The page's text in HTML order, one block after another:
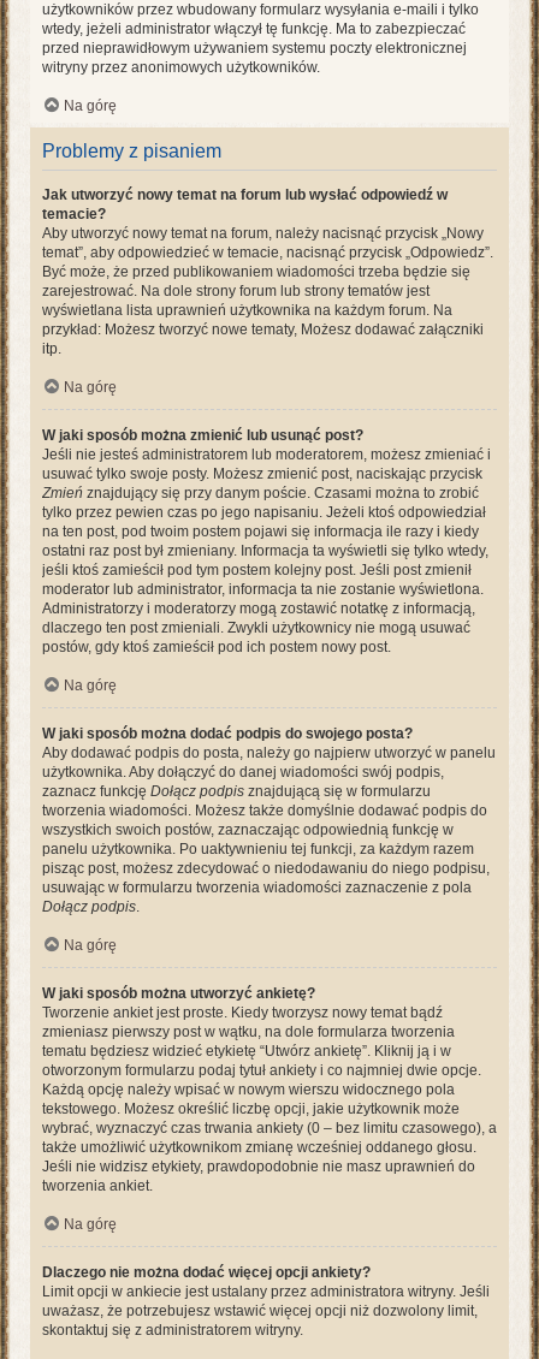
użytkowników przez wbudowany formularz wysyłania e-maili i tylko
wtedy, jeżeli administrator włączył tę funkcję. Ma to zabezpieczać
przed nieprawidłowym używaniem systemu poczty elektronicznej
witryny przez anonimowych użytkowników.
Na górę
Problemy z pisaniem
Jak utworzyć nowy temat na forum lub wysłać odpowiedź w
temacie?
Aby utworzyć nowy temat na forum, należy nacisnąć przycisk „Nowy
temat”, aby odpowiedzieć w temacie, nacisnąć przycisk „Odpowiedz”.
Być może, że przed publikowaniem wiadomości trzeba będzie się
zarejestrować. Na dole strony forum lub strony tematów jest
wyświetlana lista uprawnień użytkownika na każdym forum. Na
przykład: Możesz tworzyć nowe tematy, Możesz dodawać załączniki
itp.
Na górę
W jaki sposób można zmienić lub usunąć post?
Jeśli nie jesteś administratorem lub moderatorem, możesz zmieniać i
usuwać tylko swoje posty. Możesz zmienić post, naciskając przycisk
Zmień znajdujący się przy danym poście. Czasami można to zrobić
tylko przez pewien czas po jego napisaniu. Jeżeli ktoś odpowiedział
na ten post, pod twoim postem pojawi się informacja ile razy i kiedy
ostatni raz post był zmieniany. Informacja ta wyświetli się tylko wtedy,
jeśli ktoś zamieścił pod tym postem kolejny post. Jeśli post zmienił
moderator lub administrator, informacja ta nie zostanie wyświetlona.
Administratorzy i moderatorzy mogą zostawić notatkę z informacją,
dlaczego ten post zmieniali. Zwykli użytkownicy nie mogą usuwać
postów, gdy ktoś zamieścił pod ich postem nowy post.
Na górę
W jaki sposób można dodać podpis do swojego posta?
Aby dodawać podpis do posta, należy go najpierw utworzyć w panelu
użytkownika. Aby dołączyć do danej wiadomości swój podpis,
zaznacz funkcję Dołącz podpis znajdującą się w formularzu
tworzenia wiadomości. Możesz także domyślnie dodawać podpis do
wszystkich swoich postów, zaznaczając odpowiednią funkcję w
panelu użytkownika. Po uaktywnieniu tej funkcji, za każdym razem
pisząc post, możesz zdecydować o niedodawaniu do niego podpisu,
usuwając w formularzu tworzenia wiadomości zaznaczenie z pola
Dołącz podpis.
Na górę
W jaki sposób można utworzyć ankietę?
Tworzenie ankiet jest proste. Kiedy tworzysz nowy temat bądź
zmieniasz pierwszy post w wątku, na dole formularza tworzenia
tematu będziesz widzieć etykietę “Utwórz ankietę”. Kliknij ją i w
otworzonym formularzu podaj tytuł ankiety i co najmniej dwie opcje.
Każdą opcję należy wpisać w nowym wierszu widocznego pola
tekstowego. Możesz określić liczbę opcji, jakie użytkownik może
wybrać, wyznaczyć czas trwania ankiety (0 – bez limitu czasowego), a
także umożliwić użytkownikom zmianę wcześniej oddanego głosu.
Jeśli nie widzisz etykiety, prawdopodobnie nie masz uprawnień do
tworzenia ankiet.
Na górę
Dlaczego nie można dodać więcej opcji ankiety?
Limit opcji w ankiecie jest ustalany przez administratora witryny. Jeśli
uważasz, że potrzebujesz wstawić więcej opcji niż dozwolony limit,
skontaktuj się z administratorem witryny.